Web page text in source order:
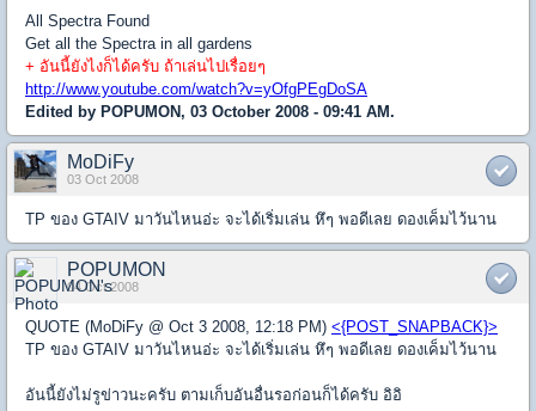
All Spectra Found
Get all the Spectra in all gardens
+ อันนี้ยังไงก็ได้ครับ ถ้าเล่นไปเรื่อยๆ
http://www.youtube.com/watch?v=yOfgPEgDoSA
Edited by POPUMON, 03 October 2008 - 09:41 AM.
MoDiFy
03 Oct 2008
TP ของ GTAIV มาวันไหนอ่ะ จะได้เริ่มเล่น หึๆ พอดีเลย ดองเค็มไว้นาน
POPUMON
04 Oct 2008
QUOTE (MoDiFy @ Oct 3 2008, 12:18 PM) <{POST_SNAPBACK}>
TP ของ GTAIV มาวันไหนอ่ะ จะได้เริ่มเล่น หึๆ พอดีเลย ดองเค็มไว้นาน
อันนี้ยังไม่รูข่าวนะครับ ตามเก็บอันอื่นรอก่อนก็ได้ครับ อิอิ